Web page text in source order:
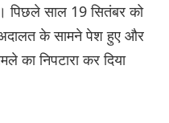
पिछले साल 19 सितंबर को
के सामने पेश हुए और
का निपटारा कर दिया